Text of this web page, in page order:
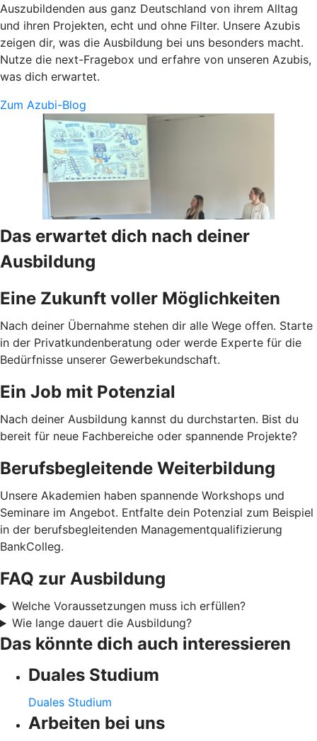
Auszubildenden aus ganz Deutschland von ihrem Alltag
und ihren Projekten, echt und ohne Filter. Unsere Azubis
zeigen dir, was die Ausbildung bei uns besonders macht.
Nutze die next-Fragebox und erfahre von unseren Azubis,
was dich erwartet.
Zum Azubi-Blog
Das erwartet dich nach deiner
Ausbildung
Eine Zukunft voller Möglichkeiten
Nach deiner Übernahme stehen dir alle Wege offen. Starte
in der Privatkundenberatung oder werde Experte für die
Bedürfnisse unserer Gewerbekundschaft.
Ein Job mit Potenzial
Nach deiner Ausbildung kannst du durchstarten. Bist du
bereit für neue Fachbereiche oder spannende Projekte?
Berufsbegleitende Weiterbildung
Unsere Akademien haben spannende Workshops und
Seminare im Angebot. Entfalte dein Potenzial zum Beispiel
in der berufsbegleitenden Managementqualifizierung
BankColleg.
FAQ zur Ausbildung
Welche Voraussetzungen muss ich erfüllen?
Wie lange dauert die Ausbildung?
Das könnte dich auch interessieren
Duales Studium
Duales Studium
Arbeiten bei uns